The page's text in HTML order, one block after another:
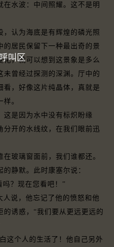
在水波：中间照耀。这不是明
认为海底是有辉煌的磷光照
的居民保留下一种最出奇的景
化，就可以想到这景象是多么
未曾经过探测的深渊。厅中的
看，好像这片纯晶体，真就是
。
是因为水中没有标炽盼缘
分开的水线纹，在我们眼前迅
玻璃窗面前，我们谁都还。
静默。此时康塞尔说：
？现在您看吧！”
说，他忘记了他的愤怒和他
诱惑，“我们要从更远更远的
个人的生活了！他自己另外
叫区